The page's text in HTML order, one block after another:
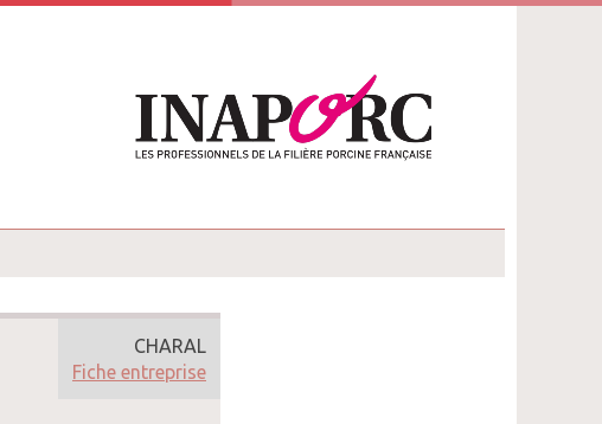
CHARAL
Fiche entreprise